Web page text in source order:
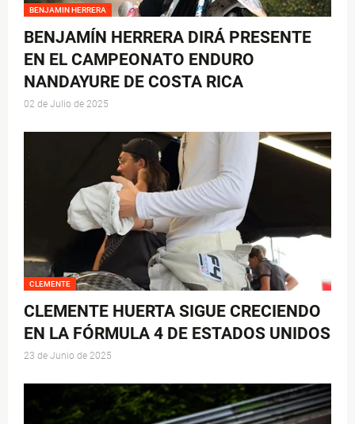
BENJAMIN HERRERA
BENJAMÍN HERRERA DIRÁ PRESENTE
EN EL CAMPEONATO ENDURO
NANDAYURE DE COSTA RICA
02 de Julio de 2025
CLEMENTE
CLEMENTE HUERTA SIGUE CRECIENDO
EN LA FÓRMULA 4 DE ESTADOS UNIDOS
23 de Junio de 2025